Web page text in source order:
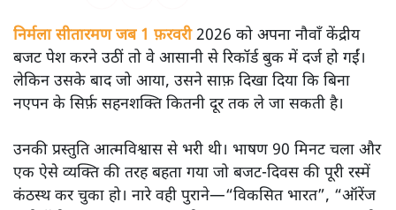
सतीश झा